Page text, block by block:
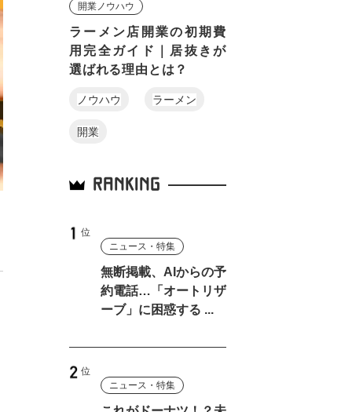
開業ノウハウ
ラーメン店開業の初期費
用完全ガイド｜居抜きが
選ばれる理由とは？
ノウハウ ラーメン
開業
RANKING
ニュース・特集
無断掲載、AIからの予
約電話…「オートリザ
ーブ」に困惑する ...
ニュース・特集